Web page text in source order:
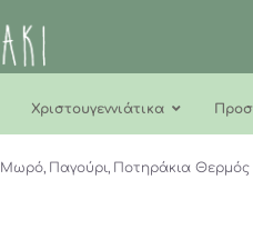
Χριστουγεννιάτικα
Μωρό Παγούρι Ποτηράκια